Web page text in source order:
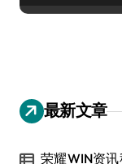
最新文章
荣耀WIN资